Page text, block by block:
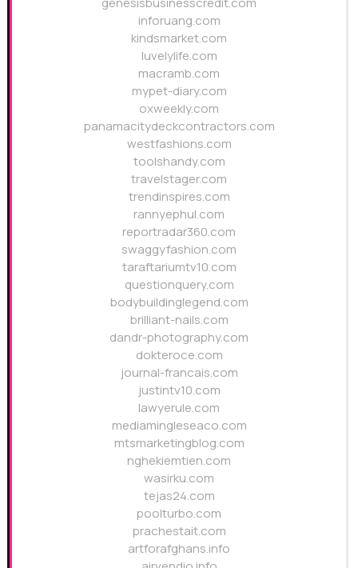
inforuang.com
kindsmarket.com
luvelylife.com
macramb.com
mypet-diary.com
oxweekly.com
panamacitydeckcontractors.com
westfashions.com
toolshandy.com
travelstager.com
trendinspires.com
rannyephul.com
reportradar360.com
swaggyfashion.com
taraftariumtv10.com
questionquery.com
bodybuildinglegend.com
brilliant-nails.com
dandr-photography.com
dokteroce.com
journal-francais.com
justintv10.com
lawyerule.com
mediamingleseaco.com
mtsmarketingblog.com
nghekiemtien.com
wasirku.com
tejas24.com
poolturbo.com
prachestait.com
artforafghans.info